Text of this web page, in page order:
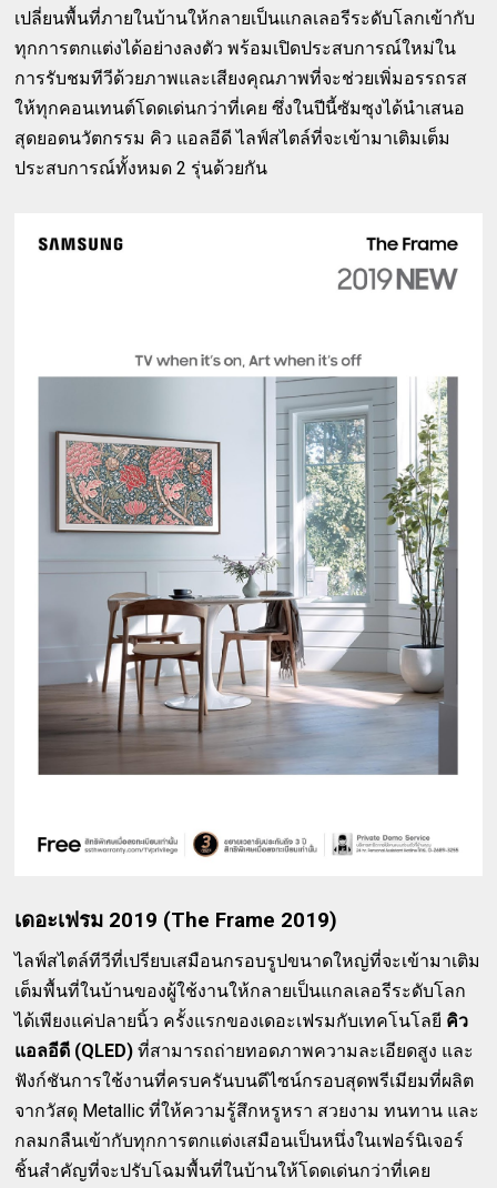
เปลี่ยนพื้นที่ภายในบ้านให้กลายเป็นแกลเลอรีระดับโลกเข้ากับ
ทุกการตกแต่งได้อย่างลงตัว พร้อมเปิดประสบการณ์ใหม่ใน
การรับชมทีวีด้วยภาพและเสียงคุณภาพที่จะช่วยเพิ่มอรรถรส
ให้ทุกคอนเทนต์โดดเด่นกว่าที่เคย ซึ่งในปีนี้ซัมซุงได้นำเสนอ
สุดยอดนวัตกรรม คิว แอลอีดี ไลฟ์สไตล์ที่จะเข้ามาเติมเต็ม
ประสบการณ์ทั้งหมด 2 รุ่นด้วยกัน
เดอะเฟรม 2019 (The Frame 2019)
ไลฟ์สไตล์ทีวีที่เปรียบเสมือนกรอบรูปขนาดใหญ่ที่จะเข้ามาเติม
เต็มพื้นที่ในบ้านของผู้ใช้งานให้กลายเป็นแกลเลอรีระดับโลก
ได้เพียงแค่ปลายนิ้ว ครั้งแรกของเดอะเฟรมกับเทคโนโลยี คิว
แอลอีดี (QLED) ที่สามารถถ่ายทอดภาพความละเอียดสูง และ
ฟังก์ชันการใช้งานที่ครบครันบนดีไซน์กรอบสุดพรีเมียมที่ผลิต
จากวัสดุ Metallic ที่ให้ความรู้สึกหรูหรา สวยงาม ทนทาน และ
กลมกลืนเข้ากับทุกการตกแต่งเสมือนเป็นหนึ่งในเฟอร์นิเจอร์
ชิ้นสำคัญที่จะปรับโฉมพื้นที่ในบ้านให้โดดเด่นกว่าที่เคย